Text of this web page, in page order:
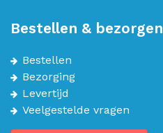
Bestellen & bezorgen
Bestellen
Bezorging
Levertijd
Veelgestelde vragen